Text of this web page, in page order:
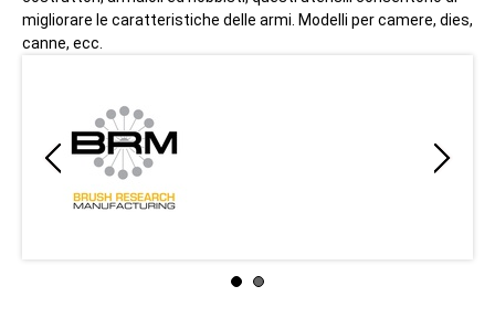
migliorare le caratteristiche delle armi. Modelli per camere, dies,
canne, ecc.